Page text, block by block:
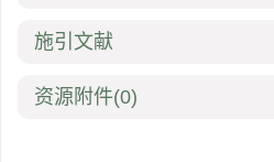
施引文献
资源附件(0)